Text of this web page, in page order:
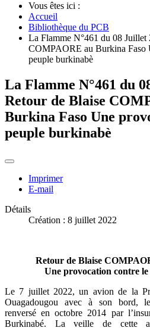
Vous êtes ici :
Accueil
Bibliothèque du PCB
La Flamme N°461 du 08 Juillet
COMPAORE au Burkina Faso
peuple burkinabè
La Flamme N°461 du
Retour de Blaise
Burkina Faso Une
peuple burkinabè
Imprimer
E-mail
Détails
Création : 8 juillet 2022
Retour de Blaise
Une provocation contre
Le 7 juillet 2022, un avion de la
Ouagadougou avec à son bord,
renversé en octobre 2014 par
Burkinabé. La veille de cette